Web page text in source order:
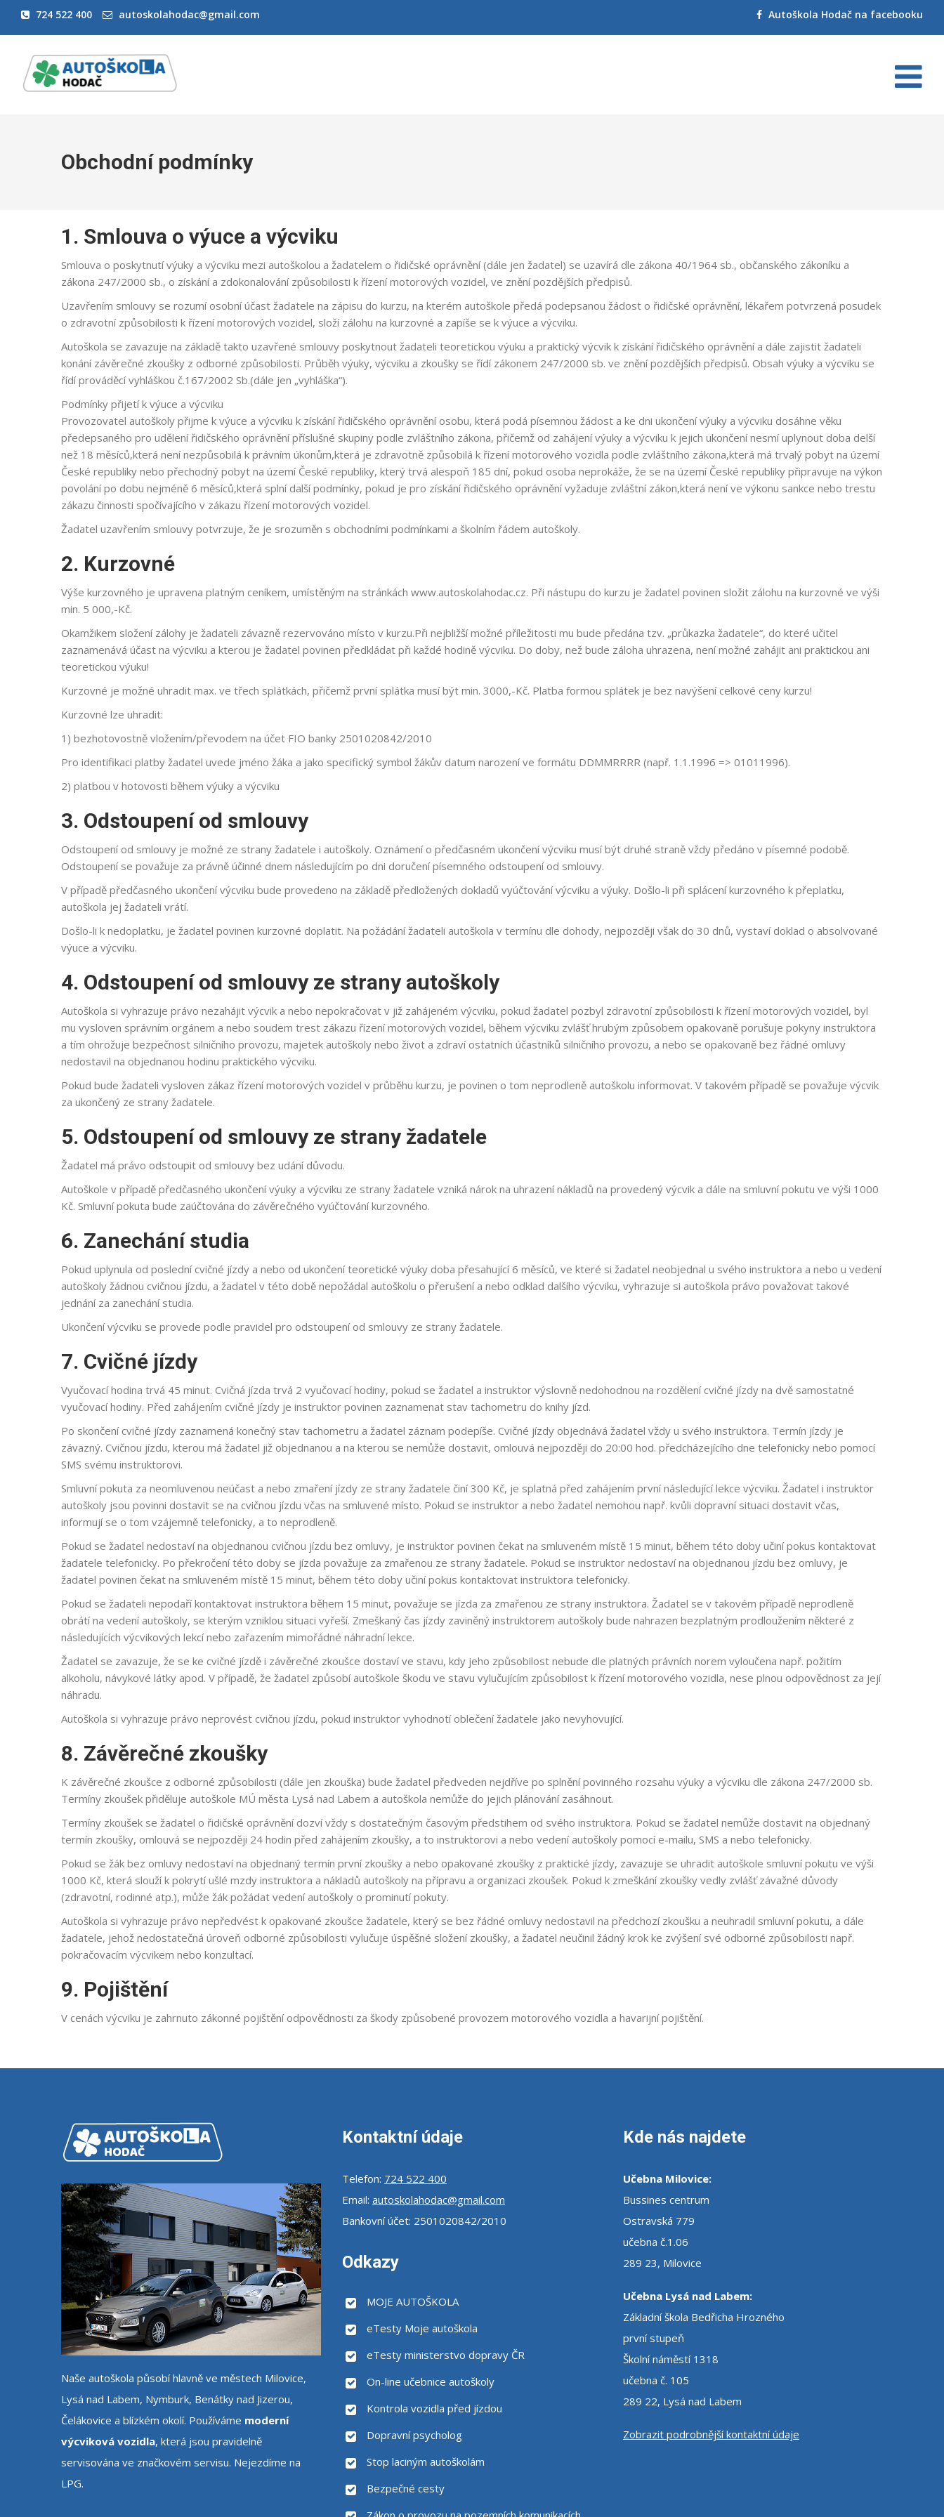
724 522 400 autoskolahodac@gmail.com Autoškola Hodač na facebooku
Obchodní podmínky
1. Smlouva o výuce a výcviku
Smlouva o poskytnutí výuky a výcviku mezi autoškolou a žadatelem o řidičské oprávnění (dále jen žadatel) se uzavírá dle zákona 40/1964 sb., občanského zákoníku a
zákona 247/2000 sb., o získání a zdokonalování způsobilosti k řízení motorových vozidel, ve znění pozdějších předpisů.
Uzavřením smlouvy se rozumí osobní účast žadatele na zápisu do kurzu, na kterém autoškole předá podepsanou žádost o řidičské oprávnění, lékařem potvrzená posudek
o zdravotní způsobilosti k řízení motorových vozidel, složí zálohu na kurzovné a zapíše se k výuce a výcviku.
Autoškola se zavazuje na základě takto uzavřené smlouvy poskytnout žadateli teoretickou výuku a praktický výcvik k získání řidičského oprávnění a dále zajistit žadateli
konání závěrečné zkoušky z odborné způsobilosti. Průběh výuky, výcviku a zkoušky se řídí zákonem 247/2000 sb. ve znění pozdějších předpisů. Obsah výuky a výcviku se
řídí prováděcí vyhláškou č.167/2002 Sb.(dále jen „vyhláška“).
Podmínky přijetí k výuce a výcviku
Provozovatel autoškoly přijme k výuce a výcviku k získání řidičského oprávnění osobu, která podá písemnou žádost a ke dni ukončení výuky a výcviku dosáhne věku
předepsaného pro udělení řidičského oprávnění příslušné skupiny podle zvláštního zákona, přičemž od zahájení výuky a výcviku k jejich ukončení nesmí uplynout doba delší
než 18 měsíců,která není nezpůsobilá k právním úkonům,která je zdravotně způsobilá k řízení motorového vozidla podle zvláštního zákona,která má trvalý pobyt na území
České republiky nebo přechodný pobyt na území České republiky, který trvá alespoň 185 dní, pokud osoba neprokáže, že se na území České republiky připravuje na výkon
povolání po dobu nejméně 6 měsíců,která splní další podmínky, pokud je pro získání řidičského oprávnění vyžaduje zvláštní zákon,která není ve výkonu sankce nebo trestu
zákazu činnosti spočívajícího v zákazu řízení motorových vozidel.
Žadatel uzavřením smlouvy potvrzuje, že je srozuměn s obchodními podmínkami a školním řádem autoškoly.
2. Kurzovné
Výše kurzovného je upravena platným ceníkem, umístěným na stránkách www.autoskolahodac.cz. Při nástupu do kurzu je žadatel povinen složit zálohu na kurzovné ve výši
min. 5 000,-Kč.
Okamžikem složení zálohy je žadateli závazně rezervováno místo v kurzu.Při nejbližší možné příležitosti mu bude předána tzv. „průkazka žadatele“, do které učitel
zaznamenává účast na výcviku a kterou je žadatel povinen předkládat při každé hodině výcviku. Do doby, než bude záloha uhrazena, není možné zahájit ani praktickou ani
teoretickou výuku!
Kurzovné je možné uhradit max. ve třech splátkách, přičemž první splátka musí být min. 3000,-Kč. Platba formou splátek je bez navýšení celkové ceny kurzu!
Kurzovné lze uhradit:
1) bezhotovostně vložením/převodem na účet FIO banky 2501020842/2010
Pro identifikaci platby žadatel uvede jméno žáka a jako specifický symbol žákův datum narození ve formátu DDMMRRRR (např. 1.1.1996 => 01011996).
2) platbou v hotovosti během výuky a výcviku
3. Odstoupení od smlouvy
Odstoupení od smlouvy je možné ze strany žadatele i autoškoly. Oznámení o předčasném ukončení výcviku musí být druhé straně vždy předáno v písemné podobě.
Odstoupení se považuje za právně účinné dnem následujícím po dni doručení písemného odstoupení od smlouvy.
V případě předčasného ukončení výcviku bude provedeno na základě předložených dokladů vyúčtování výcviku a výuky. Došlo-li při splácení kurzovného k přeplatku,
autoškola jej žadateli vrátí.
Došlo-li k nedoplatku, je žadatel povinen kurzovné doplatit. Na požádání žadateli autoškola v termínu dle dohody, nejpozději však do 30 dnů, vystaví doklad o absolvované
výuce a výcviku.
4. Odstoupení od smlouvy ze strany autoškoly
Autoškola si vyhrazuje právo nezahájit výcvik a nebo nepokračovat v již zahájeném výcviku, pokud žadatel pozbyl zdravotní způsobilosti k řízení motorových vozidel, byl
mu vysloven správním orgánem a nebo soudem trest zákazu řízení motorových vozidel, během výcviku zvlášť hrubým způsobem opakovaně porušuje pokyny instruktora
a tím ohrožuje bezpečnost silničního provozu, majetek autoškoly nebo život a zdraví ostatních účastníků silničního provozu, a nebo se opakovaně bez řádné omluvy
nedostavil na objednanou hodinu praktického výcviku.
Pokud bude žadateli vysloven zákaz řízení motorových vozidel v průběhu kurzu, je povinen o tom neprodleně autoškolu informovat. V takovém případě se považuje výcvik
za ukončený ze strany žadatele.
5. Odstoupení od smlouvy ze strany žadatele
Žadatel má právo odstoupit od smlouvy bez udání důvodu.
Autoškole v případě předčasného ukončení výuky a výcviku ze strany žadatele vzniká nárok na uhrazení nákladů na provedený výcvik a dále na smluvní pokutu ve výši 1000
Kč. Smluvní pokuta bude zaúčtována do závěrečného vyúčtování kurzovného.
6. Zanechání studia
Pokud uplynula od poslední cvičné jízdy a nebo od ukončení teoretické výuky doba přesahující 6 měsíců, ve které si žadatel neobjednal u svého instruktora a nebo u vedení
autoškoly žádnou cvičnou jízdu, a žadatel v této době nepožádal autoškolu o přerušení a nebo odklad dalšího výcviku, vyhrazuje si autoškola právo považovat takové
jednání za zanechání studia.
Ukončení výcviku se provede podle pravidel pro odstoupení od smlouvy ze strany žadatele.
7. Cvičné jízdy
Vyučovací hodina trvá 45 minut. Cvičná jízda trvá 2 vyučovací hodiny, pokud se žadatel a instruktor výslovně nedohodnou na rozdělení cvičné jízdy na dvě samostatné
vyučovací hodiny. Před zahájením cvičné jízdy je instruktor povinen zaznamenat stav tachometru do knihy jízd.
Po skončení cvičné jízdy zaznamená konečný stav tachometru a žadatel záznam podepíše. Cvičné jízdy objednává žadatel vždy u svého instruktora. Termín jízdy je
závazný. Cvičnou jízdu, kterou má žadatel již objednanou a na kterou se nemůže dostavit, omlouvá nejpozději do 20:00 hod. předcházejícího dne telefonicky nebo pomocí
SMS svému instruktorovi.
Smluvní pokuta za neomluvenou neúčast a nebo zmaření jízdy ze strany žadatele činí 300 Kč, je splatná před zahájením první následující lekce výcviku. Žadatel i instruktor
autoškoly jsou povinni dostavit se na cvičnou jízdu včas na smluvené místo. Pokud se instruktor a nebo žadatel nemohou např. kvůli dopravní situaci dostavit včas,
informují se o tom vzájemně telefonicky, a to neprodleně.
Pokud se žadatel nedostaví na objednanou cvičnou jízdu bez omluvy, je instruktor povinen čekat na smluveném místě 15 minut, během této doby učiní pokus kontaktovat
žadatele telefonicky. Po překročení této doby se jízda považuje za zmařenou ze strany žadatele. Pokud se instruktor nedostaví na objednanou jízdu bez omluvy, je
žadatel povinen čekat na smluveném místě 15 minut, během této doby učiní pokus kontaktovat instruktora telefonicky.
Pokud se žadateli nepodaří kontaktovat instruktora během 15 minut, považuje se jízda za zmařenou ze strany instruktora. Žadatel se v takovém případě neprodleně
obrátí na vedení autoškoly, se kterým vzniklou situaci vyřeší. Zmeškaný čas jízdy zaviněný instruktorem autoškoly bude nahrazen bezplatným prodloužením některé z
následujících výcvikových lekcí nebo zařazením mimořádné náhradní lekce.
Žadatel se zavazuje, že se ke cvičné jízdě i závěrečné zkoušce dostaví ve stavu, kdy jeho způsobilost nebude dle platných právních norem vyloučena např. požitím
alkoholu, návykové látky apod. V případě, že žadatel způsobí autoškole škodu ve stavu vylučujícím způsobilost k řízení motorového vozidla, nese plnou odpovědnost za její
náhradu.
Autoškola si vyhrazuje právo neprovést cvičnou jízdu, pokud instruktor vyhodnotí oblečení žadatele jako nevyhovující.
8. Závěrečné zkoušky
K závěrečné zkoušce z odborné způsobilosti (dále jen zkouška) bude žadatel předveden nejdříve po splnění povinného rozsahu výuky a výcviku dle zákona 247/2000 sb.
Termíny zkoušek přiděluje autoškole MÚ města Lysá nad Labem a autoškola nemůže do jejich plánování zasáhnout.
Termíny zkoušek se žadatel o řidičské oprávnění dozví vždy s dostatečným časovým předstihem od svého instruktora. Pokud se žadatel nemůže dostavit na objednaný
termín zkoušky, omlouvá se nejpozději 24 hodin před zahájením zkoušky, a to instruktorovi a nebo vedení autoškoly pomocí e-mailu, SMS a nebo telefonicky.
Pokud se žák bez omluvy nedostaví na objednaný termín první zkoušky a nebo opakované zkoušky z praktické jízdy, zavazuje se uhradit autoškole smluvní pokutu ve výši
1000 Kč, která slouží k pokrytí ušlé mzdy instruktora a nákladů autoškoly na přípravu a organizaci zkoušek. Pokud k zmeškání zkoušky vedly zvlášť závažné důvody
(zdravotní, rodinné atp.), může žák požádat vedení autoškoly o prominutí pokuty.
Autoškola si vyhrazuje právo nepředvést k opakované zkoušce žadatele, který se bez řádné omluvy nedostavil na předchozí zkoušku a neuhradil smluvní pokutu, a dále
žadatele, jehož nedostatečná úroveň odborné způsobilosti vylučuje úspěšné složení zkoušky, a žadatel neučinil žádný krok ke zvýšení své odborné způsobilosti např.
pokračovacím výcvikem nebo konzultací.
9. Pojištění
V cenách výcviku je zahrnuto zákonné pojištění odpovědnosti za škody způsobené provozem motorového vozidla a havarijní pojištění.
Naše autoškola působí hlavně ve městech Milovice,
Lysá nad Labem, Nymburk, Benátky nad Jizerou,
Čelákovice a blízkém okolí. Používáme moderní
výcviková vozidla, která jsou pravidelně
servisována ve značkovém servisu. Nejezdíme na
LPG.
Kontaktní údaje
Telefon: 724 522 400
Email: autoskolahodac@gmail.com
Bankovní účet: 2501020842/2010
Odkazy
MOJE AUTOŠKOLA
eTesty Moje autoškola
eTesty ministerstvo dopravy ČR
On-line učebnice autoškoly
Kontrola vozidla před jízdou
Dopravní psycholog
Stop laciným autoškolám
Bezpečné cesty
Kde nás najdete
Učebna Milovice:
Bussines centrum
Ostravská 779
učebna č.1.06
289 23, Milovice
Učebna Lysá nad Labem:
Základní škola Bedřicha Hrozného
první stupeň
Školní náměstí 1318
učebna č. 105
289 22, Lysá nad Labem
Zobrazit podrobnější kontaktní údaje